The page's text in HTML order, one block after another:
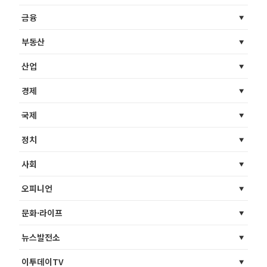
금융
부동산
산업
경제
국제
정치
사회
오피니언
문화·라이프
뉴스발전소
이투데이TV